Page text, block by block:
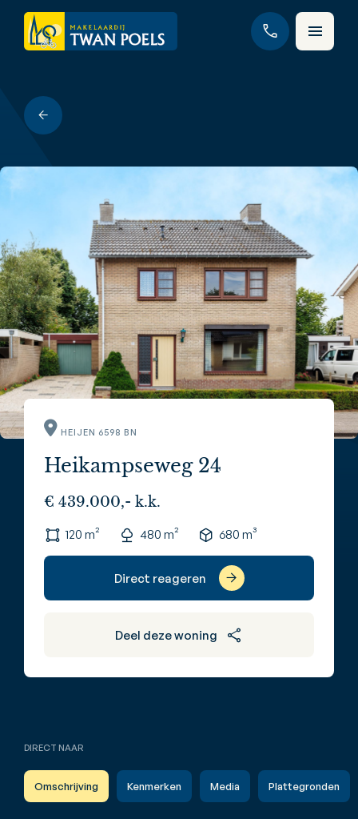
HEIJEN 6598 BN
Heikampseweg 24
€ 439.000,- k.k.
120 m² 480 m² 680 m³
Direct reageren
Deel deze woning
DIRECT NAAR
Omschrijving Kenmerken Media Plattegronden